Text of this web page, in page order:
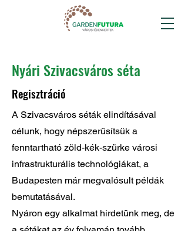
Nyári Szivacsváros séta
Regisztráció
A Szivacsváros séták elindításával
célunk, hogy népszerűsítsük a
fenntartható zöld-kék-szürke városi
infrastrukturális technológiákat, a
Budapesten már megvalósult példák
bemutatásával.
Nyáron egy alkalmat hirdetünk meg, de